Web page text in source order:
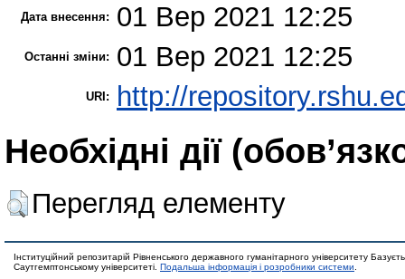
Дата внесення: 01 Вер 2021 12:25
Останні зміни: 01 Вер 2021 12:25
URI: http://
Необхідні дії
Перегляд елементу
Інституційний репозитарій Рівненського державного гуманітарного університету
Саутгемптонському університеті. Подальша інформація і розробники системи